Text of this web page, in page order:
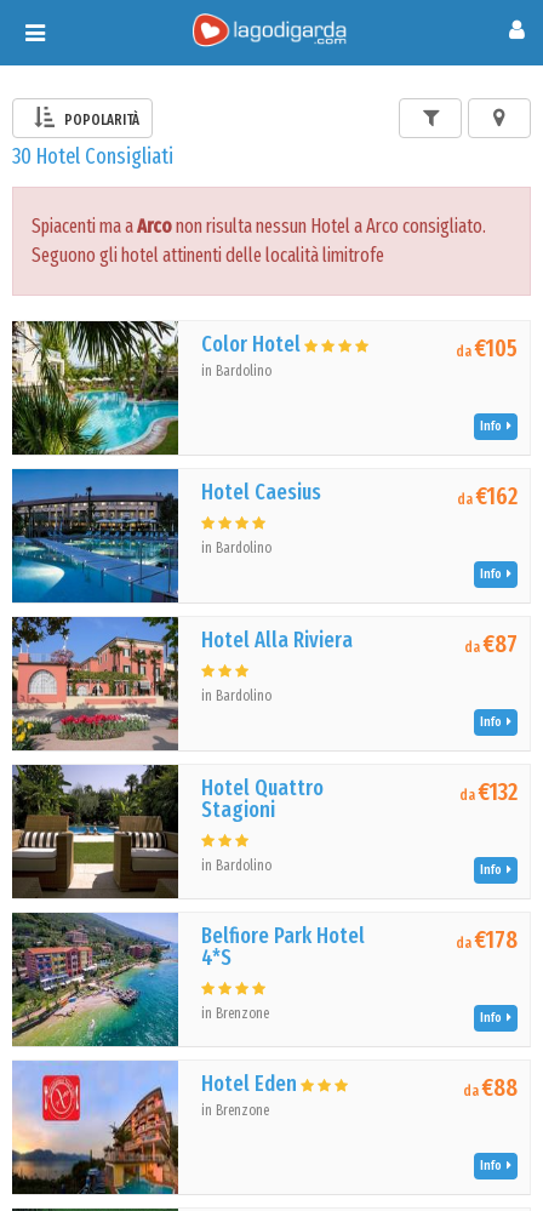
Toggle
navigation
POPOLARITÀ
30 Hotel Consigliati
Spiacenti ma aArconon risulta nessun Hotel a Arco consigliato.
Seguono gli hotel attinenti delle località limitrofe
Color Hotel
in Bardolino
da€105
Info
Hotel Caesius
in Bardolino
da€162
Info
Hotel Alla Riviera
in Bardolino
da€87
Info
Hotel Quattro
Stagioni
in Bardolino
da€132
Info
Belfiore Park Hotel
4*S
in Brenzone
da€178
Info
Hotel Eden
in Brenzone
da€88
Info